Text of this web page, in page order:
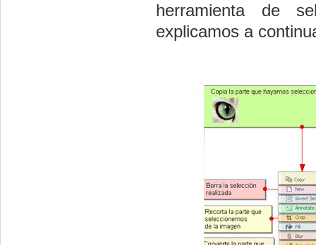
herramienta de
explicamos a